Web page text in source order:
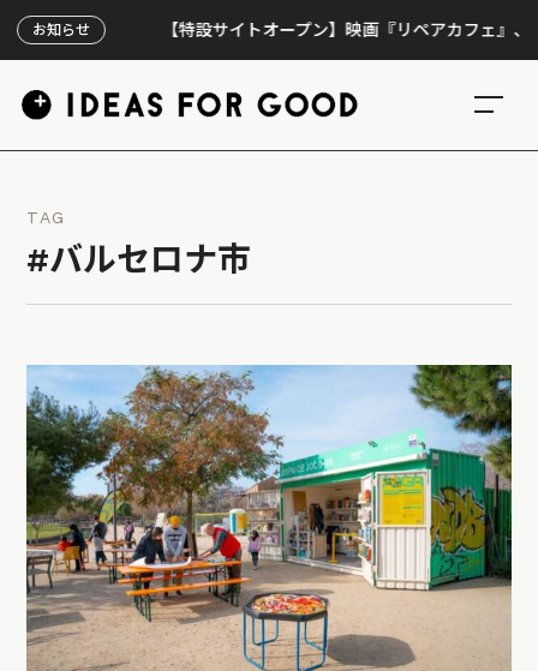
お知らせ 【特設サイトオープン】映画『リペアカフェ』、上映300
TAG
#バルセロナ市